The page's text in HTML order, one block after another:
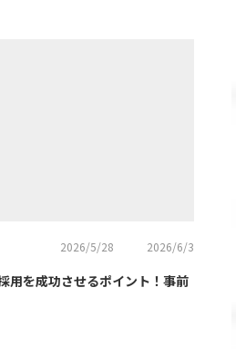
2026/5/28 2026/6/3
用を成功させるポイント！事前